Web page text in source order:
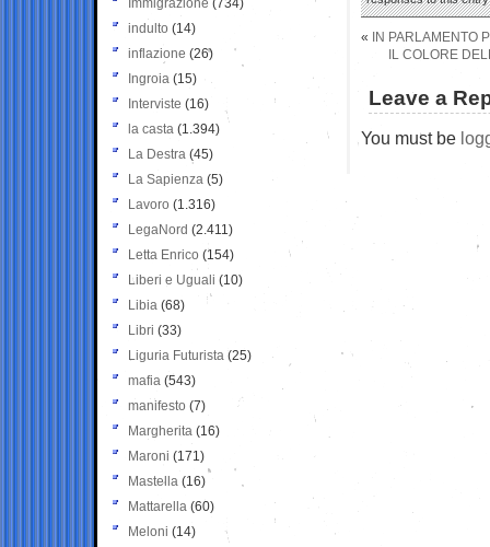
«
IN PARLAMENTO
IL COLORE
Leave a
You must be
Immigrazione (734)
indulto (14)
inflazione (26)
Ingroia (15)
Interviste (16)
la casta (1.394)
La Destra (45)
La Sapienza (5)
Lavoro (1.316)
LegaNord (2.411)
Letta Enrico (154)
Liberi e Uguali (10)
Libia (68)
Libri (33)
Liguria Futurista (25)
mafia (543)
manifesto (7)
Margherita (16)
Maroni (171)
Mastella (16)
Mattarella (60)
Meloni (14)